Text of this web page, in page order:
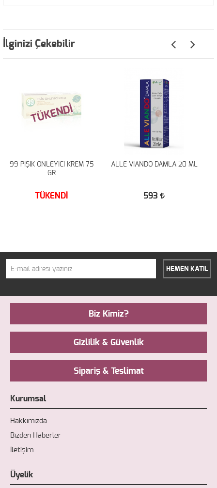
İlginizi Çekebilir
TÜKENDİ
99 PİŞİK ÖNLEYİCİ KREM 75
GR
TÜKENDİ
ALLE VIANDO DAMLA 20 ML
593
HEMEN KATIL
Biz Kimiz?
Gizlilik & Güvenlik
Sipariş & Teslimat
Kurumsal
Hakkımızda
Bizden Haberler
İletişim
Üyelik